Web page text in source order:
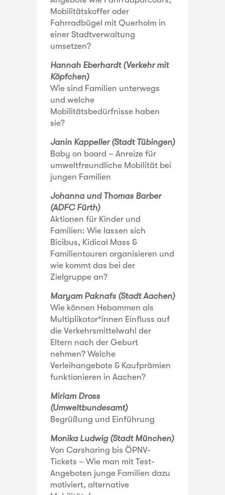
Mobilitätskoffer oder
Fahrradbügel mit Querholm in
einer Stadtverwaltung
umsetzen?
Hannah Eberhardt (Verkehr mit
Köpfchen)
Wie sind Familien unterwegs
und welche
Mobilitätsbedürfnisse haben
sie?
Janin Kappeller (Stadt Tübingen)
Baby on board – Anreize für
umweltfreundliche Mobilität bei
jungen Familien
Johanna und Thomas Barber
(ADFC Fürth)
Aktionen für Kinder und
Familien: Wie lassen sich
Bicibus, Kidical Mass &
Familientouren organisieren und
wie kommt das bei der
Zielgruppe an?
Maryam Paknafs (Stadt Aachen)
Wie können Hebammen als
Multiplikator*innen Einfluss auf
die Verkehrsmittelwahl der
Eltern nach der Geburt
nehmen? Welche
Verleihangebote & Kaufprämien
funktionieren in Aachen?
Miriam Dross
(Umweltbundesamt)
Begrüßung und Einführung
Monika Ludwig (Stadt München)
Von Carsharing bis ÖPNV-
Tickets – Wie man mit Test-
Angeboten junge Familien dazu
motiviert, alternative